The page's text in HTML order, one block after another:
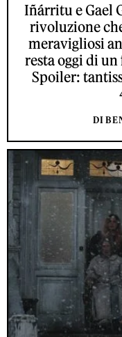
Iñárritu e Gael
rivoluzione
meravigliosi
resta oggi di
Spoiler:
DI